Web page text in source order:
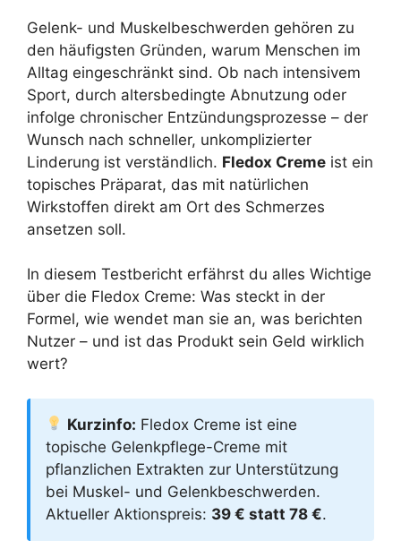
Gelenk- und Muskelbeschwerden gehören zu
den häufigsten Gründen, warum Menschen im
Alltag eingeschränkt sind. Ob nach intensivem
Sport, durch altersbedingte Abnutzung oder
infolge chronischer Entzündungsprozesse – der
Wunsch nach schneller, unkomplizierter
Linderung ist verständlich. Fledox Creme ist ein
topisches Präparat, das mit natürlichen
Wirkstoffen direkt am Ort des Schmerzes
ansetzen soll.
In diesem Testbericht erfährst du alles Wichtige
über die Fledox Creme: Was steckt in der
Formel, wie wendet man sie an, was berichten
Nutzer – und ist das Produkt sein Geld wirklich
wert?
Kurzinfo: Fledox Creme ist eine
topische Gelenkpflege-Creme mit
pflanzlichen Extrakten zur Unterstützung
bei Muskel- und Gelenkbeschwerden.
Aktueller Aktionspreis: 39 € statt 78 €.